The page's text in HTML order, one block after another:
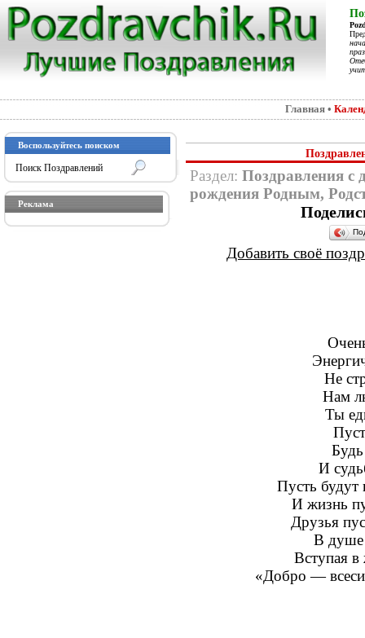
Главная •
Воспользуйтесь поиском
Реклама
Раздел: Поздравления с
рождения Родным,
Добавить своё
Не
Нам
Ты
И
Пусть будут
И жизнь
Друзья
В душе
Вступая в
«Добро —